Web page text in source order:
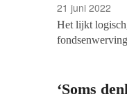
21 juni 2022
Het lijkt
‘Soms